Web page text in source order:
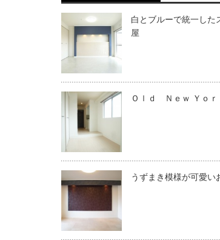
白とブルーで統一した
屋
Ｏｌｄ Ｎｅｗ Ｙｏ
うずまき模様が可愛い